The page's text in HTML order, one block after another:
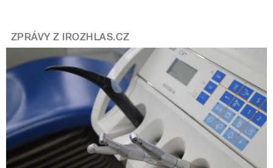
ZPRÁVY Z IROZHLAS.CZ